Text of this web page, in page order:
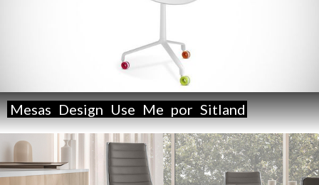
Mesas Design Use Me por Sitland